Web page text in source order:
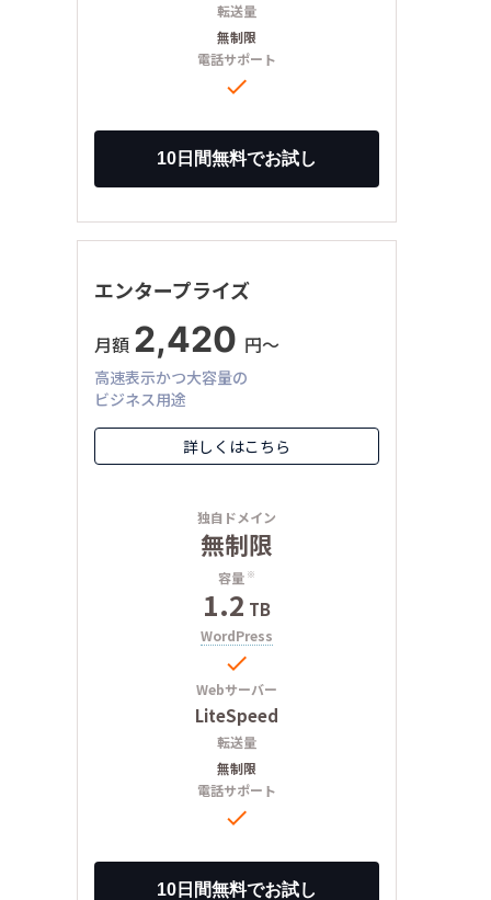
転送量
無制限
電話サポート

エンタープライズ
月額 2,420 円〜
高速表示かつ大容量の
ビジネス用途
詳しくはこちら
独自ドメイン
無制限
容量 ※
1.2 TB
WordPress

Webサーバー
LiteSpeed
転送量
無制限
電話サポート
